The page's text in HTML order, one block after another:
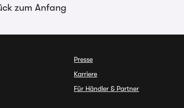
zum Anfang
Presse
Karriere
Für Händler & Partner